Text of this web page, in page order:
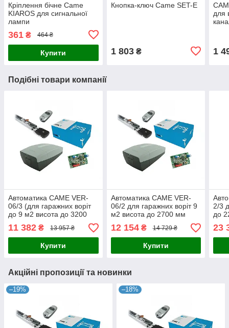
Кріплення бічне Came
KIAROS для сигнальної
лампи
361 ₴ 464 ₴
Купити
Кнопка-ключ Came SET-E
1 803₴
для
1
Подібні товари компанії
Автоматика CAME VER-
06/3 (для гаражних воріт
до 9 м2 висота до 3200
мм)
11 382 ₴ 13 957 ₴
Купити
Автоматика CAME VER-
06/2 для гаражних воріт 9
м2 висота до 2700 мм
12 154₴ 14 729 ₴
Купити
2/3
до
23
Акційні пропозиції та новинки
–19% –18%